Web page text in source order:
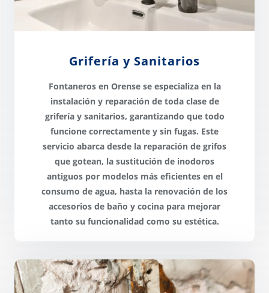
Grifería y Sanitarios
Fontaneros en Orense se especializa en la
instalación y reparación de toda clase de
grifería y sanitarios, garantizando que todo
funcione correctamente y sin fugas. Este
servicio abarca desde la reparación de grifos
que gotean, la sustitución de inodoros
antiguos por modelos más eficientes en el
consumo de agua, hasta la renovación de los
accesorios de baño y cocina para mejorar
tanto su funcionalidad como su estética.